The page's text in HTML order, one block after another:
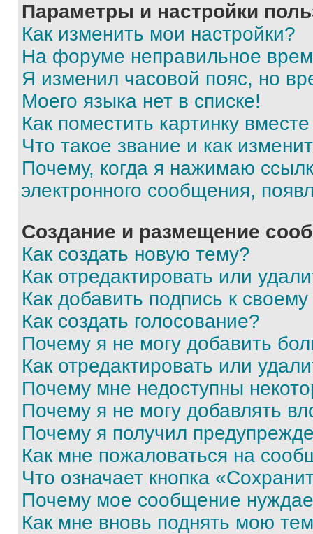
Параметры и настройки
Как изменить мои настройки?
На форуме неправильное
Я изменил часовой пояс, но
Моего языка нет в списке!
Как поместить картинку
Что такое звание и как
Почему, когда я нажимаю
электронного сообщения,
Создание и размещение
Как создать новую тему?
Как отредактировать или
Как добавить подпись к
Как создать голосование?
Почему я не могу добавить
Как отредактировать или
Почему мне недоступны
Почему я не могу добавлять
Почему я получил
Как мне пожаловаться на
Что означает кнопка
Почему мое сообщение
Как мне вновь поднять мою